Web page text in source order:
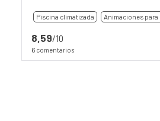
Piscina climatizada Animaciones
8,59/10
6 comentarios